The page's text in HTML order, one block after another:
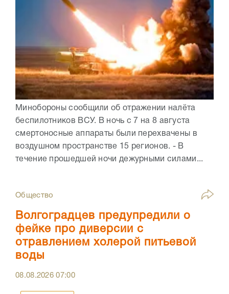
Минобороны сообщили об отражении налёта
беспилотников ВСУ. В ночь с 7 на 8 августа
смертоносные аппараты были перехвачены в
воздушном пространстве 15 регионов. - В
течение прошедшей ночи дежурными силами...
Общество
Волгоградцев предупредили о
фейке про диверсии с
отравлением холерой питьевой
воды
08.08.202607:00